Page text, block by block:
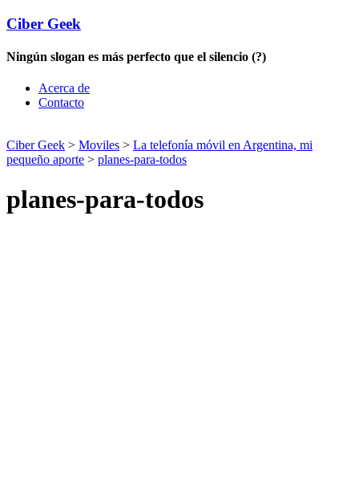
Ciber Geek
Ningún slogan es más perfecto que el silencio (?)
Acerca de
Contacto
Ciber Geek > Moviles > La telefonía móvil en Argentina, mi
pequeño aporte > planes-para-todos
planes-para-todos